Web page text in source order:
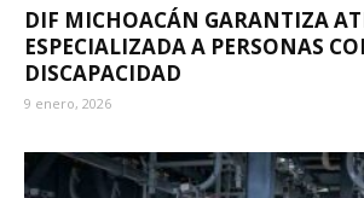
DIF MICHOACÁN GARANTIZA
ESPECIALIZADA A PERSONAS
DISCAPACIDAD
9 enero, 2026